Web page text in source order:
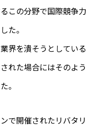
この分野で国際競争力
た。
界を潰そうとしている
れた場合にはそのよう
。
で開催されたリバタリ